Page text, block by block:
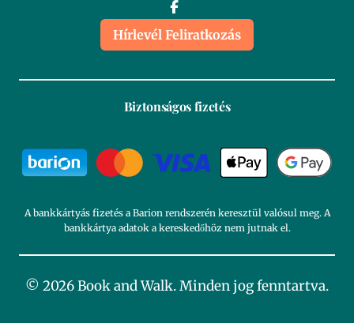
Hírlevél Feliratkozás
Biztonságos fizetés
A bankkártyás fizetés a Barion rendszerén keresztül valósul meg. A
bankkártya adatok a kereskedőhöz nem jutnak el.
© 2026 Book and Walk. Minden jog fenntartva.